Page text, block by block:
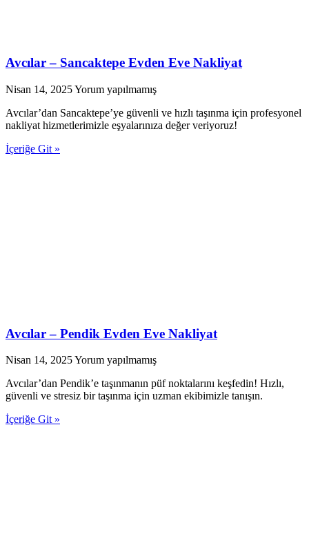
Avcılar – Sancaktepe Evden Eve Nakliyat
Nisan 14, 2025Yorum yapılmamış
Avcılar’dan Sancaktepe’ye güvenli ve hızlı taşınma için profesyonel
nakliyat hizmetlerimizle eşyalarınıza değer veriyoruz!
İçeriğe Git »
Avcılar – Pendik Evden Eve Nakliyat
Nisan 14, 2025Yorum yapılmamış
Avcılar’dan Pendik’e taşınmanın püf noktalarını keşfedin! Hızlı,
güvenli ve stresiz bir taşınma için uzman ekibimizle tanışın.
İçeriğe Git »